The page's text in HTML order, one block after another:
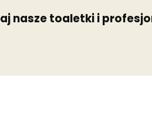
nasze toaletki i